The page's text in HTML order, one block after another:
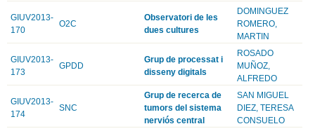
GIUV2013-
170
O2C
Observatori de les
dues cultures
DOMINGUEZ
ROMERO,
MARTIN
GIUV2013-
173
GPDD
Grup de processat i
disseny digitals
ROSADO
MUÑOZ,
ALFREDO
GIUV2013-
174
SNC
Grup de recerca de
tumors del sistema
nerviós central
SAN MIGUEL
DIEZ, TERESA
CONSUELO